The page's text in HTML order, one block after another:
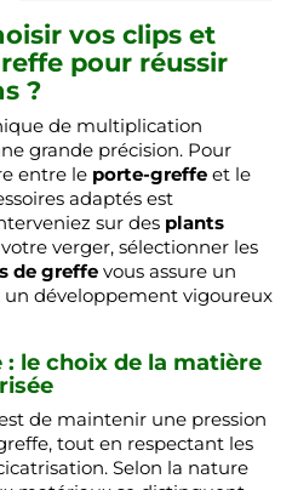
vos clips et
pour réussir
?
de multiplication
grande précision. Pour
entre le porte-greffe et le
adaptés est
sur des plants
verger, sélectionner les
de greffe vous assure un
développement vigoureux
le choix de la matière
de maintenir une pression
tout en respectant les
Selon la nature